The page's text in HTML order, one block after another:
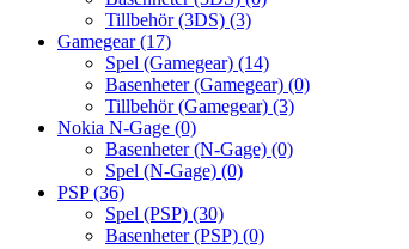
Tillbehör (3DS) (3)
Gamegear(17)
Spel (Gamegear) (14)
Basenheter (Gamegear) (0)
Tillbehör (Gamegear) (3)
Nokia N-Gage (0)
Basenheter (N-Gage) (0)
Spel (N-Gage) (0)
PSP(36)
Spel (PSP) (30)
Basenheter (PSP) (0)